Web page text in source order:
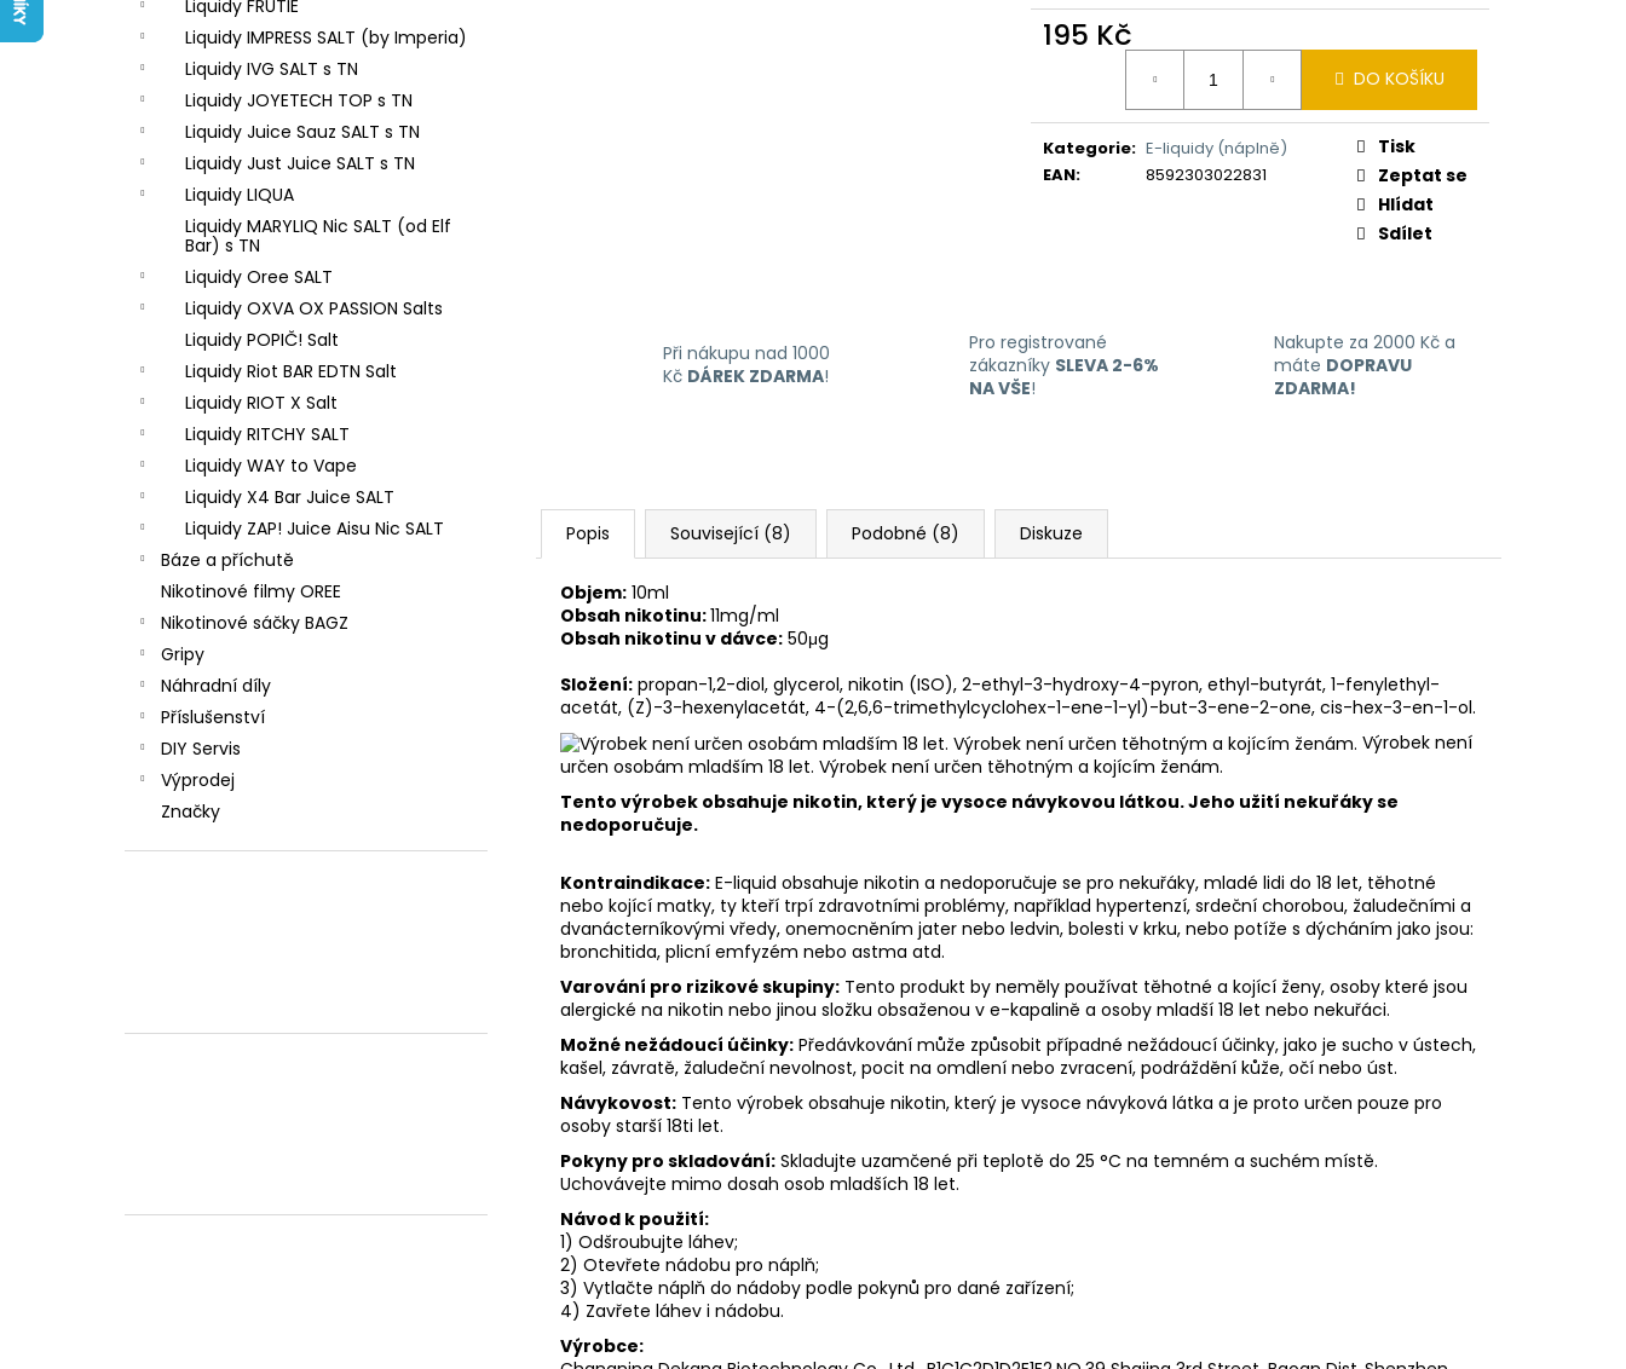
Liquidy FRUTIE
Liquidy IMPRESS SALT (by Imperia)
Liquidy IVG SALT s TN
Liquidy JOYETECH TOP s TN
Liquidy Juice Sauz SALT s TN
Liquidy Just Juice SALT s TN
Liquidy LIQUA
Liquidy MARYLIQ Nic SALT (od Elf
Bar) s TN
Liquidy Oree SALT
Liquidy OXVA OX PASSION Salts
Liquidy POPIČ! Salt
Liquidy Riot BAR EDTN Salt
Liquidy RIOT X Salt
Liquidy RITCHY SALT
Liquidy WAY to Vape
Liquidy X4 Bar Juice SALT
Liquidy ZAP! Juice Aisu Nic SALT
Báze a příchutě
Nikotinové filmy OREE
Nikotinové sáčky BAGZ
Gripy
Náhradní díly
Příslušenství
DIY Servis
Výprodej
Značky
195 Kč
DO KOŠÍKU
Kategorie: E-liquidy (náplně)
EAN: 8592303022831
Tisk
Zeptat se
Hlídat
Sdílet
Při nákupu nad 1000
Kč DÁREK ZDARMA!
Pro registrované
zákazníky SLEVA 2-6%
NA VŠE!
Nakupte za 2000 Kč a
máte DOPRAVU
ZDARMA!
Popis Související (8) Podobné (8) Diskuze
Objem: 10ml
Obsah nikotinu:11mg/ml
Obsah nikotinu v dávce: 50μg
Složení: propan-1,2-diol, glycerol, nikotin (ISO), 2-ethyl-3-hydroxy-4-pyron, ethyl-butyrát, 1-fenylethyl-
acetát, (Z)-3-hexenylacetát, 4-(2,6,6-trimethylcyclohex-1-ene-1-yl)-but-3-ene-2-one, cis-hex-3-en-1-ol.
Výrobek není
určen osobám mladším 18 let. Výrobek není určen těhotným a kojícím ženám.
Tento výrobek obsahuje nikotin, který je vysoce návykovou látkou. Jeho užití nekuřáky se
nedoporučuje.
Kontraindikace: E-liquid obsahuje nikotin a nedoporučuje se pro nekuřáky, mladé lidi do 18 let, těhotné
nebo kojící matky, ty kteří trpí zdravotními problémy, například hypertenzí, srdeční chorobou, žaludečními a
dvanácterníkovými vředy, onemocněním jater nebo ledvin, bolesti v krku, nebo potíže s dýcháním jako jsou:
bronchitida, plicní emfyzém nebo astma atd.
Varování pro rizikové skupiny: Tento produkt by neměly používat těhotné a kojící ženy, osoby které jsou
alergické na nikotin nebo jinou složku obsaženou v e-kapalině a osoby mladší 18 let nebo nekuřáci.
Možné nežádoucí účinky: Předávkování může způsobit případné nežádoucí účinky, jako je sucho v ústech,
kašel, závratě, žaludeční nevolnost, pocit na omdlení nebo zvracení, podráždění kůže, očí nebo úst.
Návykovost: Tento výrobek obsahuje nikotin, který je vysoce návyková látka a je proto určen pouze pro
osoby starší 18ti let.
Pokyny pro skladování: Skladujte uzamčené při teplotě do 25 °C na temném a suchém místě.
Uchovávejte mimo dosah osob mladších 18 let.
Návod k použití:
1) Odšroubujte láhev;
2) Otevřete nádobu pro náplň;
3) Vytlačte náplň do nádoby podle pokynů pro dané zařízení;
4) Zavřete láhev i nádobu.
Výrobce:
LIQUID ARAMAX 4PACK CIGAR
TOBACCO 4X10ML-18MG
558 Kč
LIQUID LIQUA AMERICAN BLEND 10ML-
6MG (AMERICKÝ MÍCHANÝ TABÁK)